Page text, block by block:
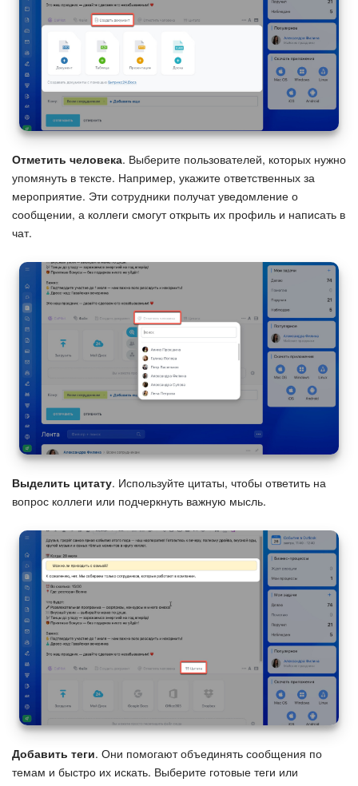
Отметить человека. Выберите пользователей, которых нужно
упомянуть в тексте. Например, укажите ответственных за
мероприятие. Эти сотрудники получат уведомление о
сообщении, а коллеги смогут открыть их профиль и написать в
чат.
Выделить цитату. Используйте цитаты, чтобы ответить на
вопрос коллеги или подчеркнуть важную мысль.
Добавить теги. Они помогают объединять сообщения по
темам и быстро их искать. Выберите готовые теги или